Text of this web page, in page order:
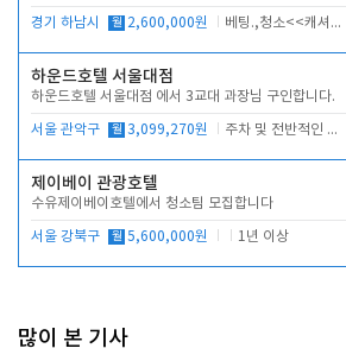
경기 하남시 월 2,600,000원 베팅.,청소<<캐셔 모셔봅니다.
하운드호텔 서울대점
하운드호텔 서울대점 에서 3교대 과장님 구인합니다.
서울 관악구 월 3,099,270원 주차 및 전반적인 당번업무
제이베이 관광호텔
수유제이베이호텔에서 청소팀 모집합니다
서울 강북구 월 5,600,000원 1년 이상
많이 본 기사